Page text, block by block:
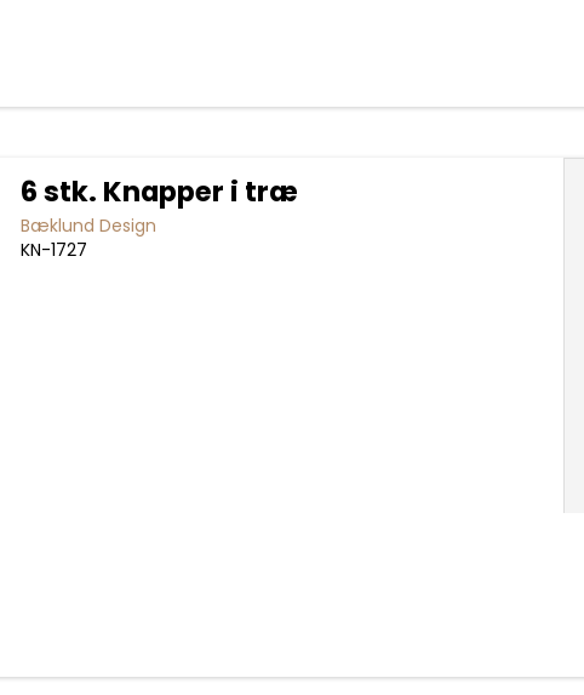
6 stk. Knapper i træ
Bæklund Design
KN-1727